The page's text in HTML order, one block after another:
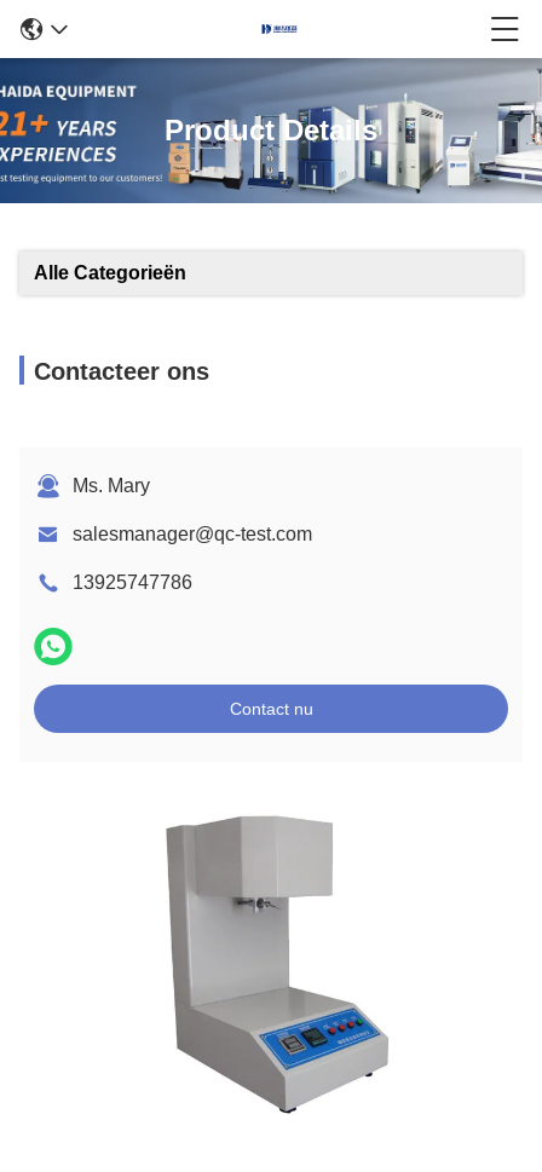
Product Details
Alle Categorieën
Contacteer ons
Ms. Mary
salesmanager@qc-test.com
13925747786
Contact nu